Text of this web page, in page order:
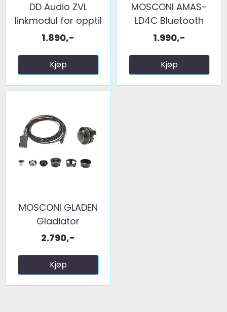
DD Audio ZVL
linkmodul for opptil
10 ...
1.890,-
Kjøp
MOSCONI AMAS-
LD4C Bluetooth
mottaker
1.990,-
Kjøp
MOSCONI GLADEN
Gladiator
fjernkontroll ...
2.790,-
Kjøp